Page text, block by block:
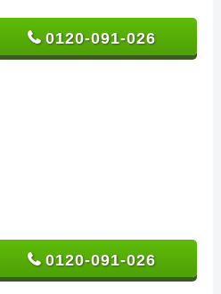
0120-091-026
0120-091-026